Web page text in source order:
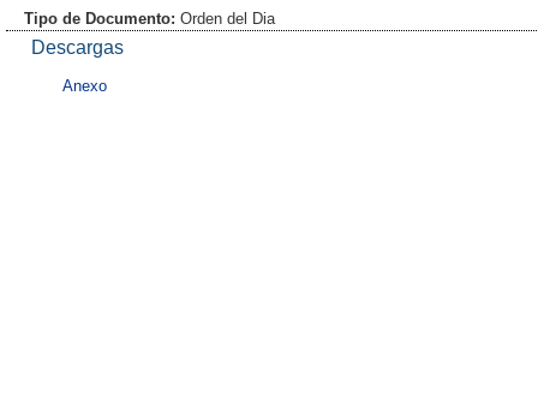
Tipo de Documento: Orden del Dia
Descargas
Anexo